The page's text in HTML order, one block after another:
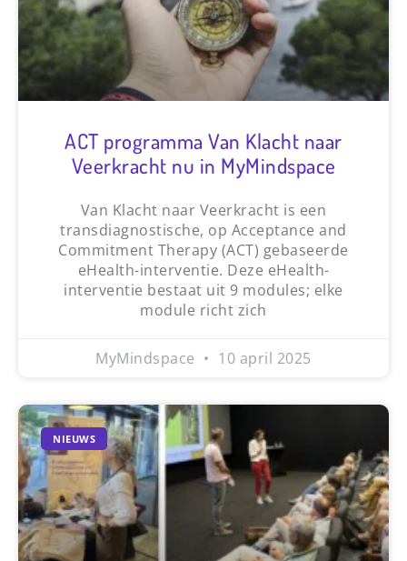
ACT programma Van Klacht naar
Veerkracht nu in MyMindspace
Van Klacht naar Veerkracht is een
transdiagnostische, op Acceptance and
Commitment Therapy (ACT) gebaseerde
eHealth-interventie. Deze eHealth-
interventie bestaat uit 9 modules; elke
module richt zich
MyMindspace 10 april 2025
NIEUWS